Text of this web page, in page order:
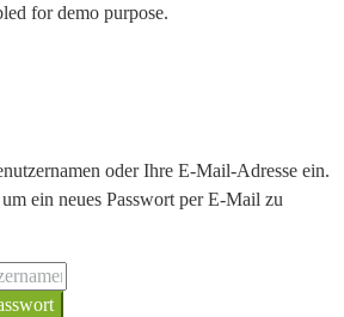
for demo purpose.
oder Ihre E-Mail-Adresse ein.
ein neues Passwort per E-Mail zu